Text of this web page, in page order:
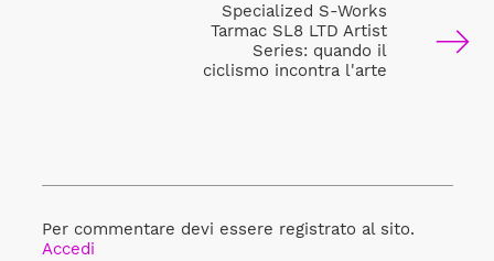
Specialized S-Works
Tarmac SL8 LTD Artist
Series: quando il
ciclismo incontra l'arte
Per commentare devi essere registrato al sito.
Accedi